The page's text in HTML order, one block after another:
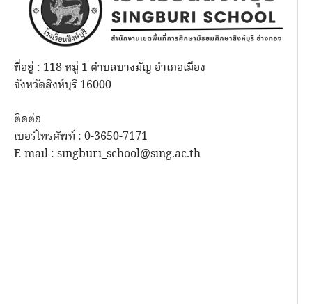
ที่อยู่ : 118 หมู่ 1 ตำบลบางมัญ อำเภอเมือง
จังหวัดสิงห์บุรี 16000
ติดต่อ
เบอร์โทรศัพท์ : 0-3650-7171
E-mail : singburi_school@sing.ac.th